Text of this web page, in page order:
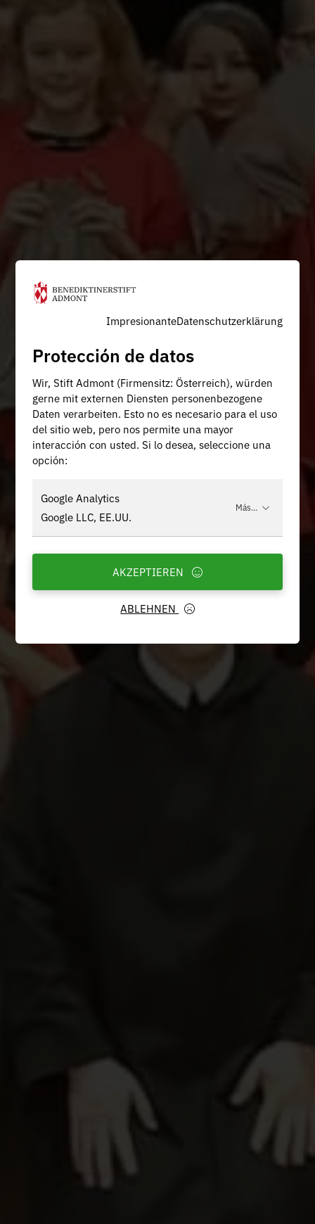
ImpresionanteDatenschutzerklärung
Protección de datos
Wir, Stift Admont (Firmensitz: Österreich), würden
gerne mit externen Diensten personenbezogene
Daten verarbeiten. Esto no es necesario para el uso
del sitio web, pero nos permite una mayor
interacción con usted. Si lo desea, seleccione una
opción:
Google Analytics
Google LLC, EE.UU.
Más...
ABLEHNEN
AKZEPTIEREN